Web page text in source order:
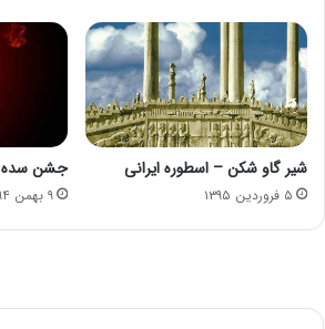
شیر گاو شکن – اسطوره ایرانی
۵ فروردین ۱۳۹۵
جشن سده
۹ بهمن ۱۳۹۴